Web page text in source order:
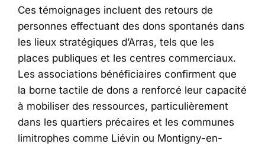
Ces témoignages incluent des retours de
personnes effectuant des dons spontanés dans
les lieux stratégiques d’Arras, tels que les
places publiques et les centres commerciaux.
Les associations bénéficiaires confirment que
la borne tactile de dons a renforcé leur capacité
à mobiliser des ressources, particulièrement
dans les quartiers précaires et les communes
limitrophes comme Liévin ou Montigny-en-